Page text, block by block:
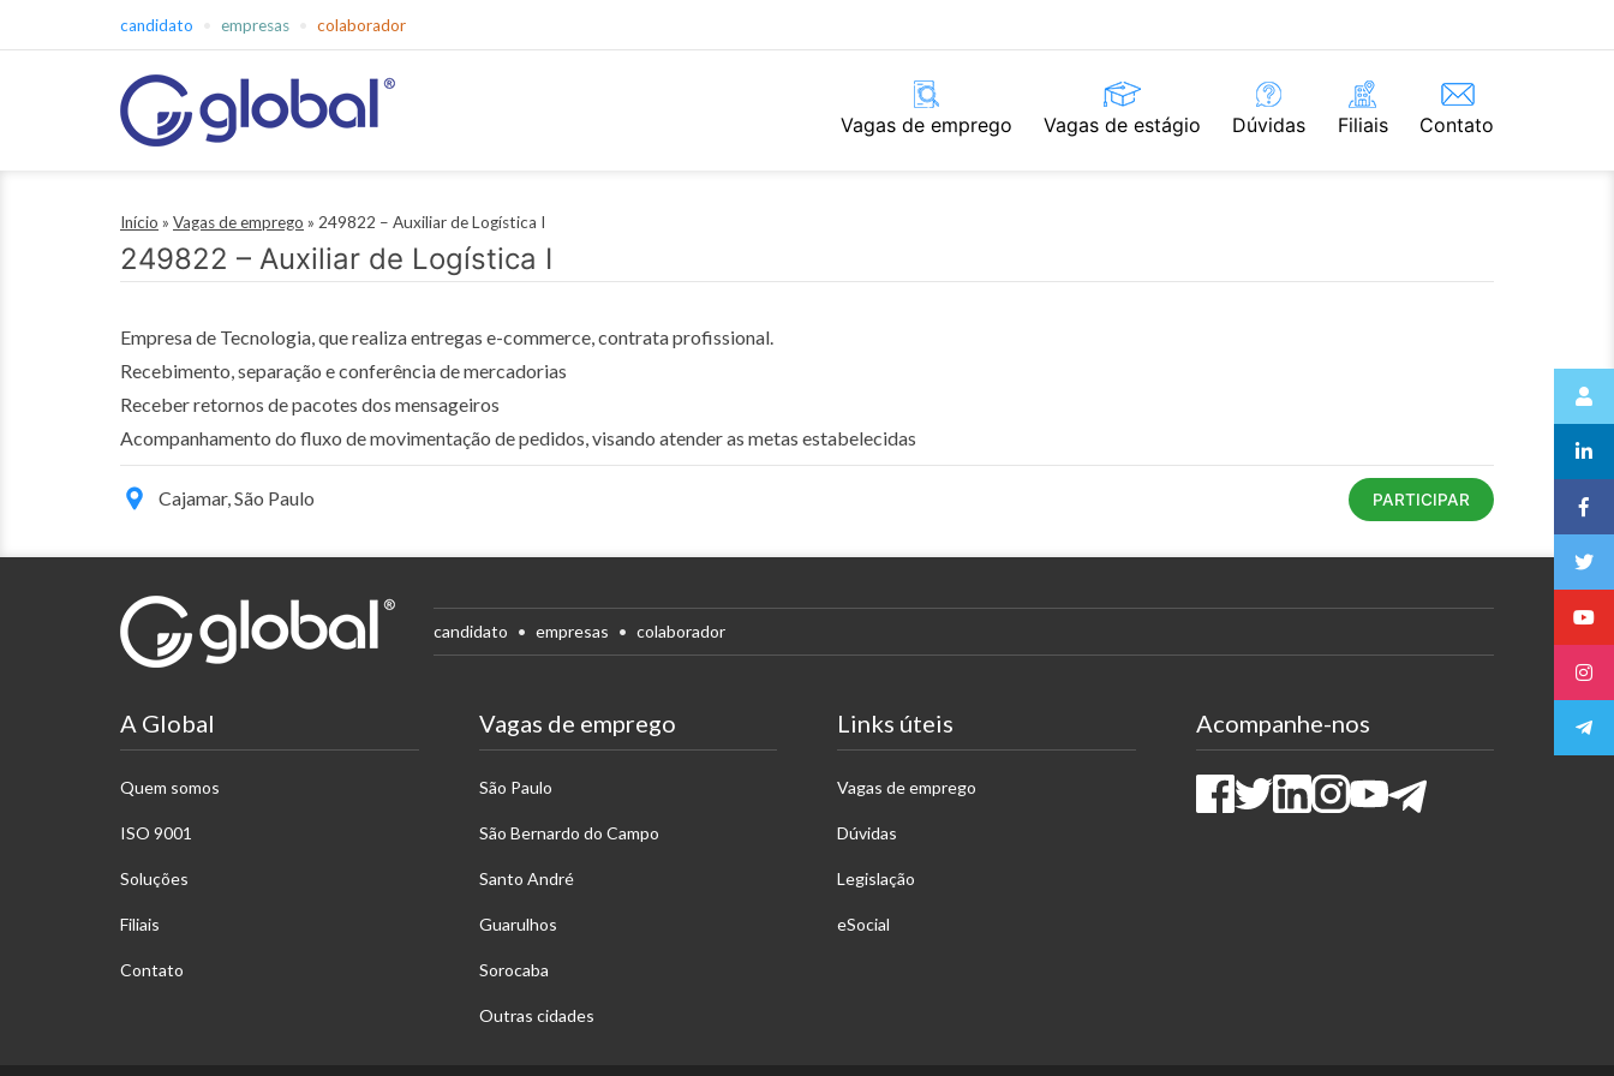
para
candidato empresas colaborador
Empregos
Vagas de emprego Vagas de estágio Dúvidas Filiais Contato
Início » Vagas de emprego » 249822 – Auxiliar de Logística I
249822 – Auxiliar de Logística I
Empresa de Tecnologia, que realiza entregas e-commerce, contrata profissional.
Recebimento, separação e conferência de mercadorias
Receber retornos de pacotes dos mensageiros
Acompanhamento do fluxo de movimentação de pedidos, visando atender as metas estabelecidas
Cajamar, São Paulo PARTICIPAR
candidato empresas colaborador
A Global
Quem somos
ISO 9001
Soluções
Filiais
Contato
Vagas de emprego
São Paulo
São Bernardo do Campo
Santo André
Guarulhos
Sorocaba
Outras cidades
Links úteis
Vagas de emprego
Dúvidas
Legislação
eSocial
Acompanhe-nos
Facebook
TwitterLinkedIn
Instagram
YoutubeTelegram